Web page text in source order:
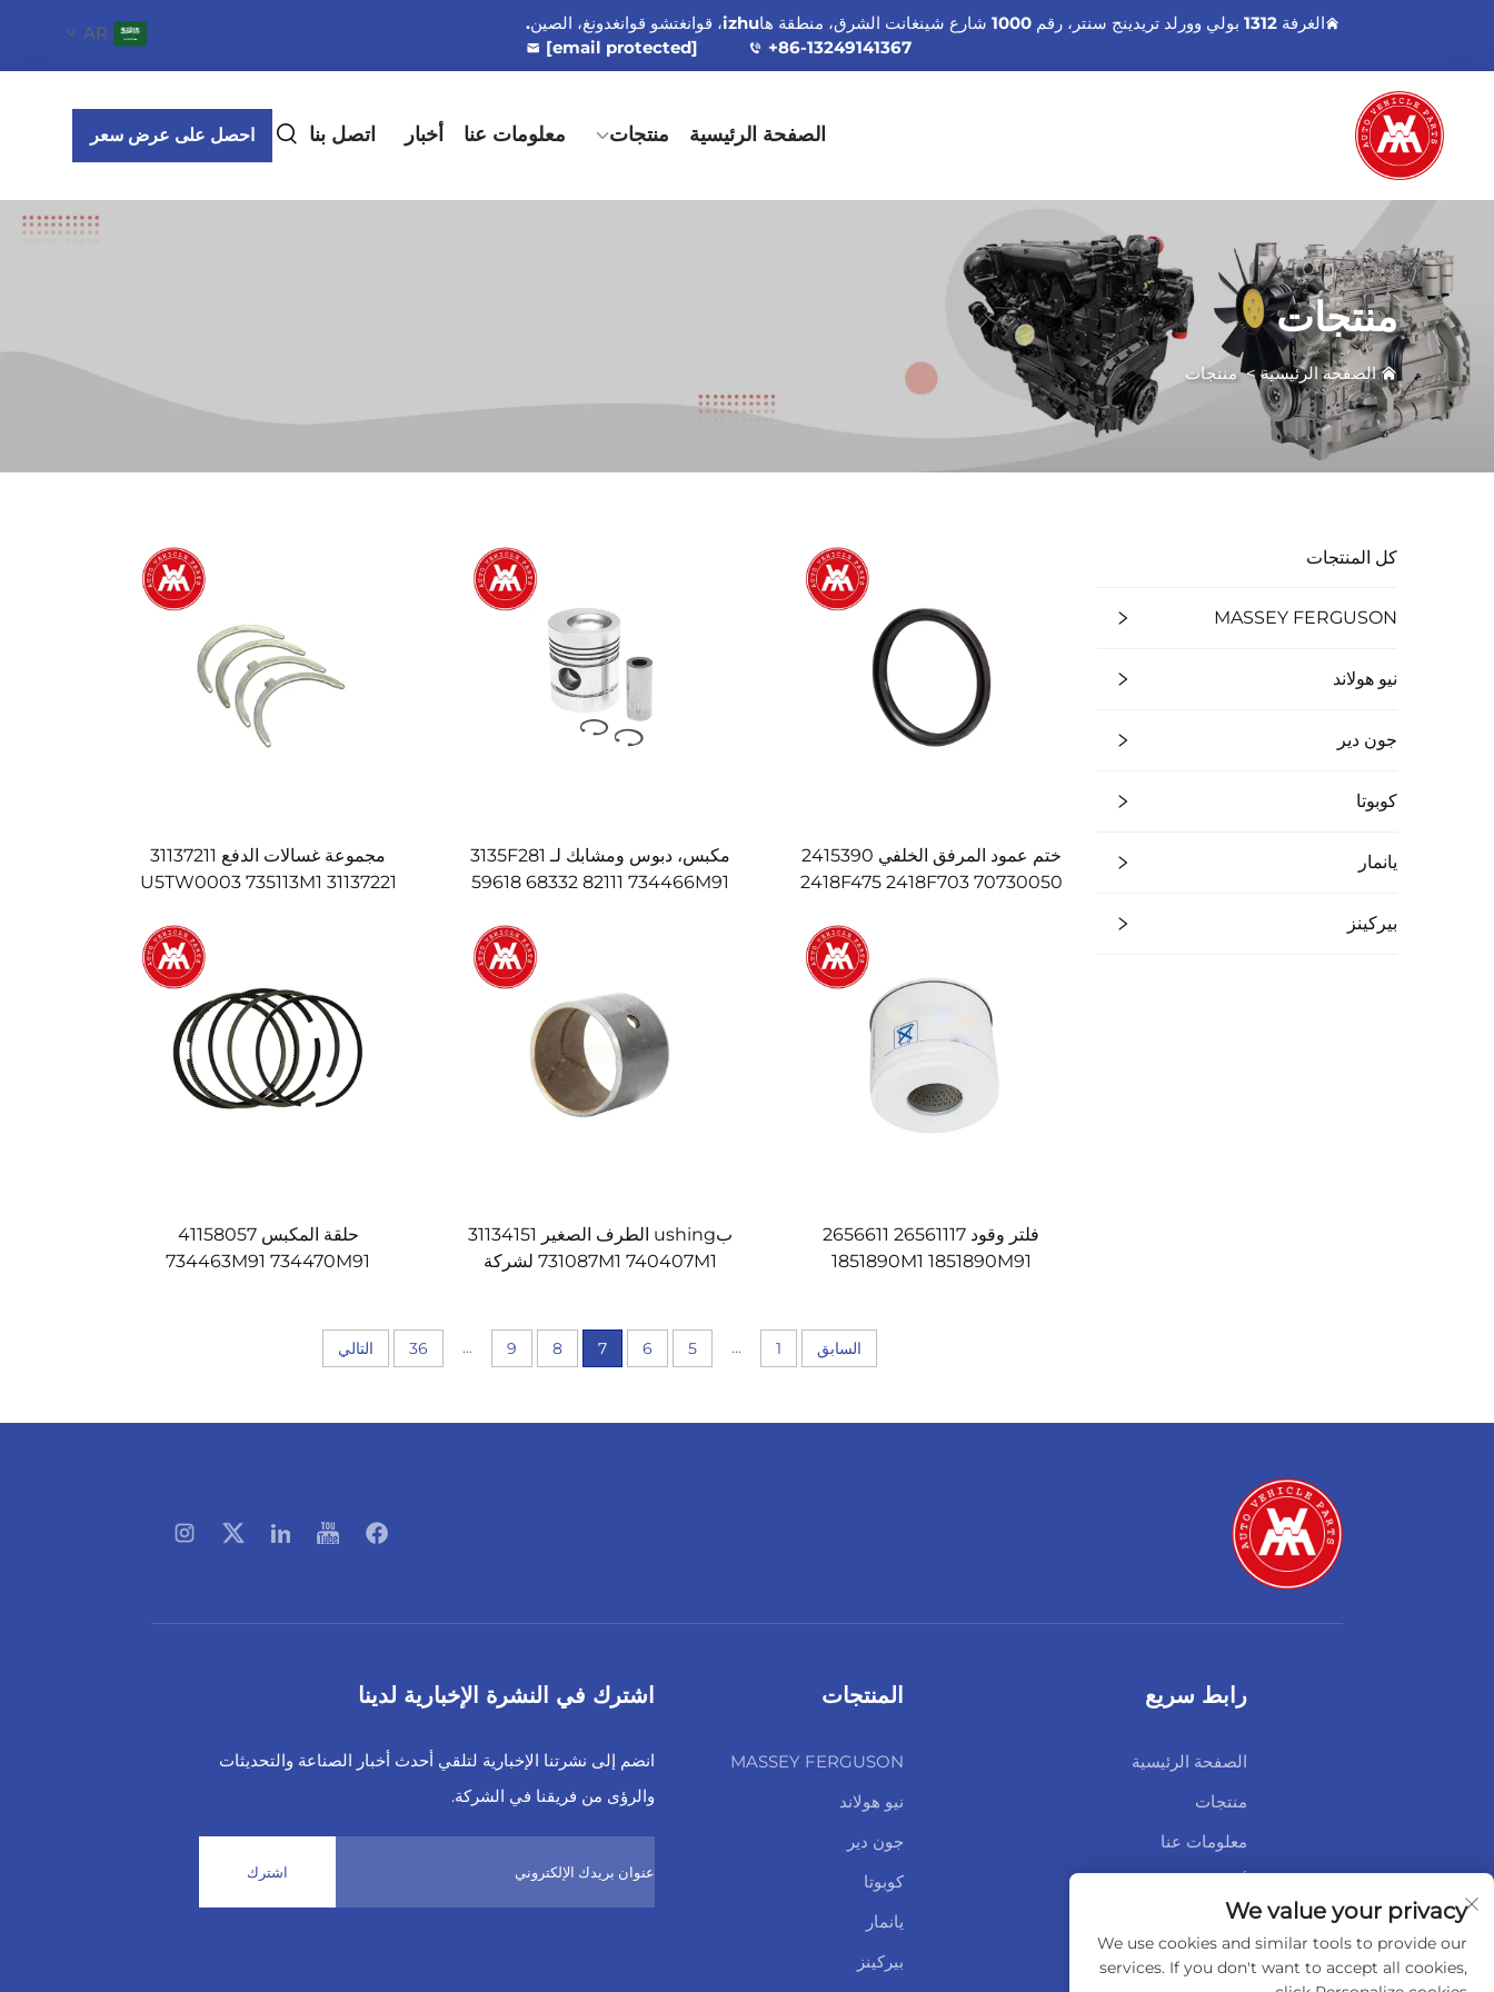
الغرفة 1312 بولي وورلد تريدينج سنتر، رقم 1000 شارع شينغانت الشرق، منطقة هاizhu، قوانغتشو قوانغدونغ، الصين.
+86-13249141367
[email protected]
AR
الصفحة الرئيسية منتجات معلومات عنا أخبار اتصل بنا احصل على عرض سعر
منتجات
الصفحة الرئيسية>منتجات
كل المنتجات
MASSEY FERGUSON
نيو هولاند
جون دير
كوبوتا
يانمار
بيركينز
ختم عمود المرفق الخلفي 2415390
2418F475 2418F703 70730050
مكبس، دبوس ومشابك لـ 3135F281
59618 68332 82111 734466M91
مجموعة غسالات الدفع 31137211
31137221 U5TW0003 735113M1
فلتر وقود 26561117 2656611
1851890M1 1851890M91
بushing الطرف الصغير 31134151
731087M1 740407M1 لشركة
حلقة المكبس 41158057
734463M91 734470M91
السابق 1
...
5
6
7
8
9
...
36 التالي
رابط سريع
الصفحة الرئيسية
منتجات
معلومات عنا
اتصل بنا
المنتجات
MASSEY FERGUSON
نيو هولاند
جون دير
كوبوتا
يانمار
بيركينز
اشترك في النشرة الإخبارية لدينا
انضم إلى نشرتنا الإخبارية لتلقي أحدث أخبار الصناعة والتحديثات
والرؤى من فريقنا في الشركة.
اشترك
We value your privacy
We use cookies and similar tools to provide our
services. If you don't want to accept all cookies,